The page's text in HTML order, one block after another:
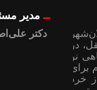
در
نو
برای
خرد
مدیر
دکتر